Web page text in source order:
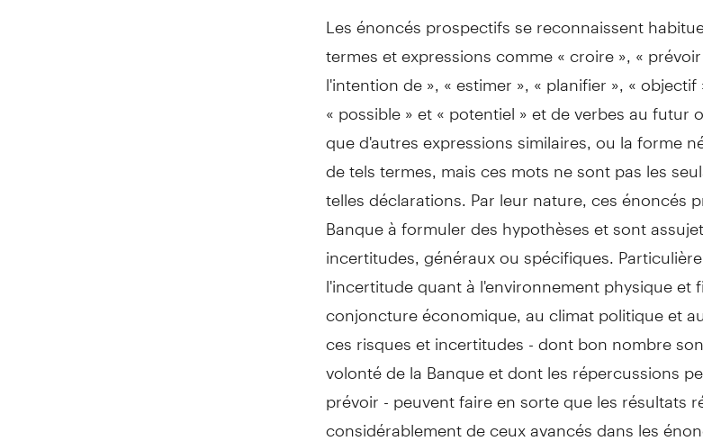
Les énoncés prospectifs se reconnaissent
termes et expressions comme « croire », «
l'intention de », « estimer », « planifier », « objectif
« possible » et « potentiel » et de verbes au futur
que d'autres expressions similaires, ou la forme
de tels termes, mais ces mots ne sont pas les
telles déclarations. Par leur nature, ces énoncés
Banque à formuler des hypothèses et sont
incertitudes, généraux ou spécifiques.
l'incertitude quant à l'environnement physique et
conjoncture économique, au climat politique et
ces risques et incertitudes - dont bon nombre
volonté de la Banque et dont les répercussions
prévoir - peuvent faire en sorte que les résultats
considérablement de ceux avancés dans les